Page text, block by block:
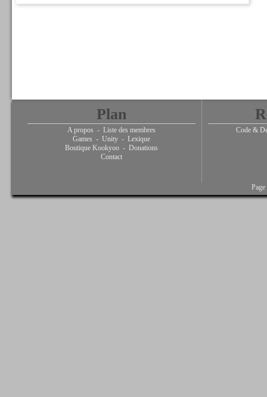
Plan
A propos - Liste des membres
Games - Unity - Lexique
Boutique Kookyoo - Donations
Contact
Code &